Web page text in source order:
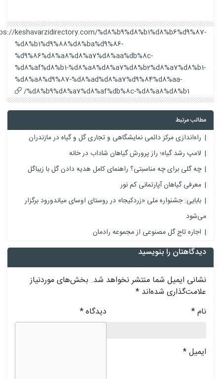
https://keshavarzidirectory.com/%d8%b9%d8%b1%d8%b6%d9%87-
%d8%b1%d9%88%d8%ba%d9%86-
%d9%86%d8%a8%d8%a7%d8%aa%db%8c-
%d8%af%d8%b1-%d8%a8%d8%a7%d8%b2%d8%a7%d8%b1-
%d8%a8%d9%87-%d8%ad%d8%a7%d9%84%d8%aa-
%d8%b9%d8%a7%d8%af%db%8c-%d8%a8%d8%b1/
مطالب مرتبط
راه‌اندازی مرکز دائمی نمایشگاهی و تجاری گل و گیاه در مازندران
لامپ رشد گیاه؛ راز پرورش گیاهان شاداب در خانه
چه گلی برای چه مناسبتی؟ راهنمای کامل هدیه دادن گل با زیباگل
معرفی گیاهان آپارتمانی کم نور
بابایی: جشنواره ملی «زردکیجا» در روستای اوسای میاندورود برگزار
می‌شود
اجاره تاج گل مصنوعی از مجموعه رادمان
دیدگاهتان را بنویسید
نشانی ایمیل شما منتشر نخواهد شد.بخش‌های موردنیاز
علامت‌گذاری شده‌اند*
دیدگاه* نام*
ایمیل*